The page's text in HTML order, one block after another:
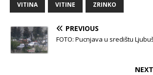
VITINA VITINE ZRINKO
PREVIOUS
FOTO: Pucnjava u središtu
NEXT